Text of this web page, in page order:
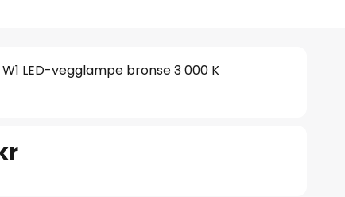
LED-vegglampe bronse 3 000 K